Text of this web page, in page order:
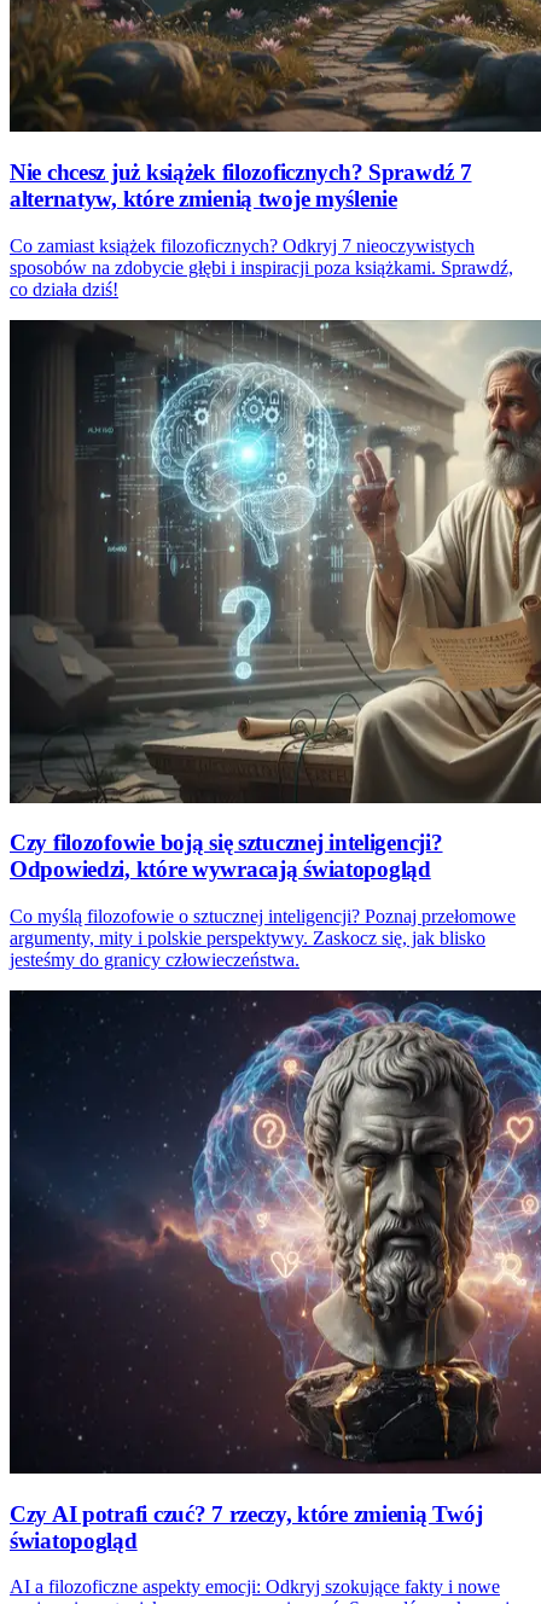
Nie chcesz już książek filozoficznych? Sprawdź 7
alternatyw, które zmienią twoje myślenie
Co zamiast książek filozoficznych? Odkryj 7 nieoczywistych
sposobów na zdobycie głębi i inspiracji poza książkami. Sprawdź,
co działa dziś!
Czy filozofowie boją się sztucznej inteligencji?
Odpowiedzi, które wywracają światopogląd
Co myślą filozofowie o sztucznej inteligencji? Poznaj przełomowe
argumenty, mity i polskie perspektywy. Zaskocz się, jak blisko
jesteśmy do granicy człowieczeństwa.
Czy AI potrafi czuć? 7 rzeczy, które zmienią Twój
światopogląd
AI a filozoficzne aspekty emocji: Odkryj szokujące fakty i nowe